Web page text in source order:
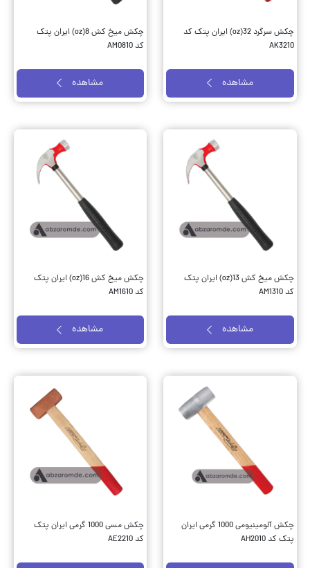
چکش سرگرد 32(oz) ایران پتک کد
AK3210
مشاهده
چکش میخ کش 8(oz) ایران پتک
کد AM0810
مشاهده
چکش میخ کش 13(oz) ایران پتک
کد AM1310
مشاهده
چکش میخ کش 16(oz) ایران پتک
کد AM1610
مشاهده
چکش آلومینیومی 1000 گرمی ایران
پتک کد AH2010
چکش مسی 1000 گرمی ایران پتک
کد AE2210